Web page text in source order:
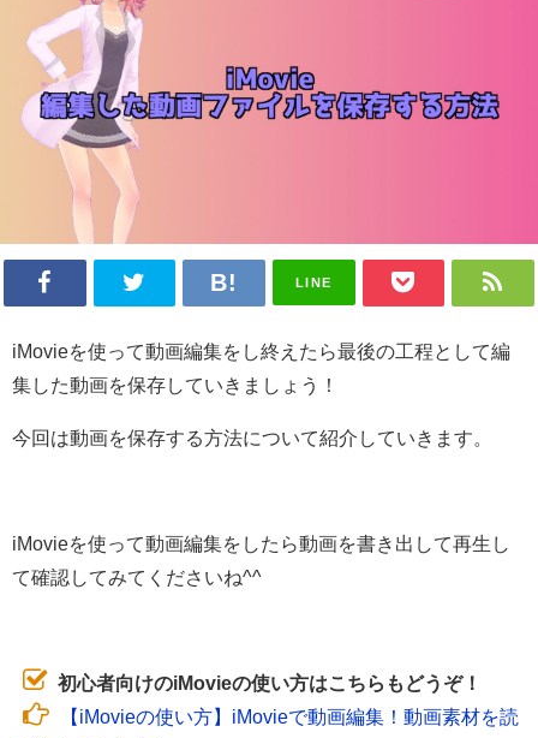
LINE
iMovieを使って動画編集をし終えたら最後の工程として編
集した動画を保存していきましょう！
今回は動画を保存する方法について紹介していきます。
iMovieを使って動画編集をしたら動画を書き出して再生し
て確認してみてくださいね^^
初心者向けのiMovieの使い方はこちらもどうぞ！
【iMovieの使い方】iMovieで動画編集！動画素材を読